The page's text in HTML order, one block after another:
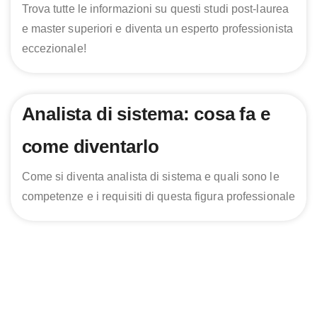
Trova tutte le informazioni su questi studi post-laurea
e master superiori e diventa un esperto professionista
eccezionale!
Analista di sistema: cosa fa e
come diventarlo
Come si diventa analista di sistema e quali sono le
competenze e i requisiti di questa figura professionale